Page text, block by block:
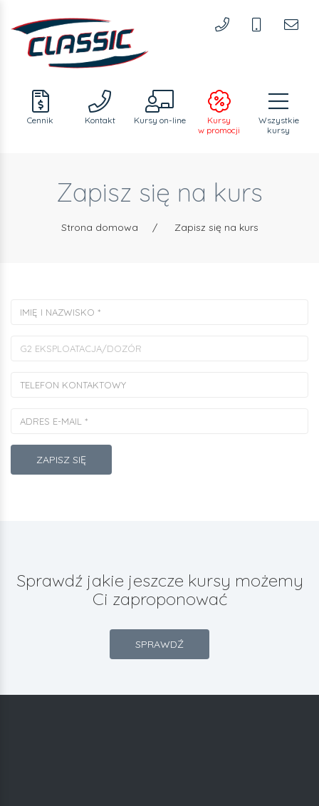
Wszystkie
kursy
Kursy
w promocji
Kursy on-line
Kontakt
Cennik
Zapisz się na kurs
Strona domowa / Zapisz się na kurs
ZAPISZ SIĘ
Sprawdź jakie jeszcze kursy możemy
Ci zaproponować
SPRAWDŹ